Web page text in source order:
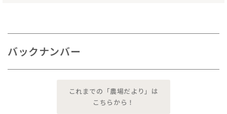
バックナンバー
これまでの「農場だより」は
こちらから！